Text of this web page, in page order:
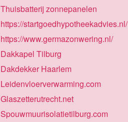
Thuisbatterij zonnepanelen
https://startgoedhypotheekadvies.nl/
https://www.germazonwering.nl/
Dakkapel Tilburg
Dakdekker Haarlem
Leidenvloerverwarming.com
Glaszetterutrecht.net
Spouwmuurisolatietilburg.com